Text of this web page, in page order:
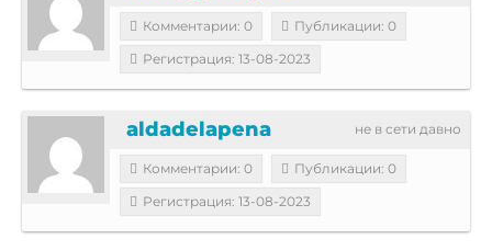
Комментарии: 0
Публикации: 0
Регистрация: 13-08-2023
не в сети давно
aldadelapena
Комментарии: 0
Публикации: 0
Регистрация: 13-08-2023